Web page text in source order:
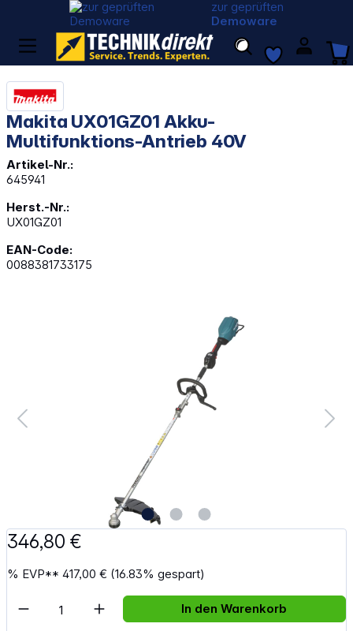
zur geprüften
Demoware
Makita UX01GZ01 Akku-
Multifunktions-Antrieb 40V
Artikel-Nr.:
645941
Herst.-Nr.:
UX01GZ01
EAN-Code:
0088381733175
346,80 €
% EVP**417,00 € (16.83% gespart)
Artikel Anzahl: Gib den gewünschten
In den Warenkorb